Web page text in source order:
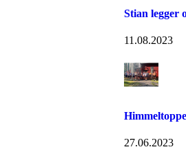
Stian legger
11.08.2023
27.06.2023